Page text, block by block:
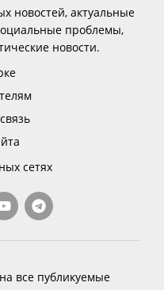
новостей, актуальные
проблемы,
новости.
сетях
все публикуемые